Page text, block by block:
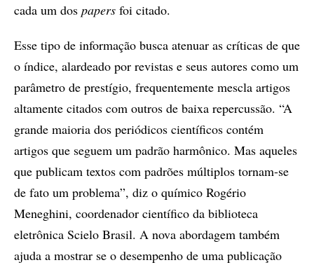
cada um dos papers foi citado.
Esse tipo de informação busca atenuar as críticas de que
o índice, alardeado por revistas e seus autores como um
parâmetro de prestígio, frequentemente mescla artigos
altamente citados com outros de baixa repercussão. “A
grande maioria dos periódicos científicos contém
artigos que seguem um padrão harmônico. Mas aqueles
que publicam textos com padrões múltiplos tornam-se
de fato um problema”, diz o químico Rogério
Meneghini, coordenador científico da biblioteca
eletrônica Scielo Brasil. A nova abordagem também
ajuda a mostrar se o desempenho de uma publicação